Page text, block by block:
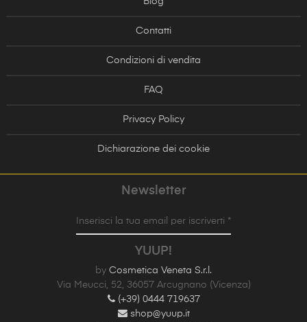
Contatti
Condizioni di vendita
FAQ
Privacy Policy
Dichiarazione dei cookie
Newsletter
Inserisci la tua email per iscriverti *
YUUP!
by Cosmetica Veneta S.r.l.
Via Meucci, 52, 36057 Arcugnano (Vicenza)
(+39) 0444 719637
shop@yuup.it